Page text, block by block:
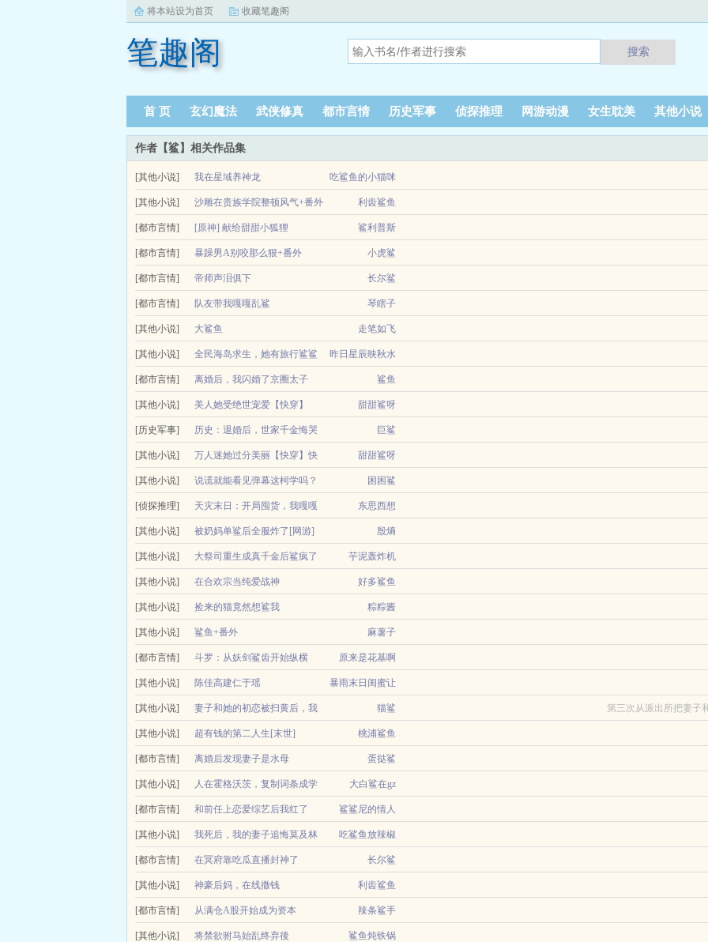
将本站设为首页 收藏笔趣阁
笔趣阁 搜索
首 页 玄幻魔法 武侠修真 都市言情 历史军事 侦探推理 网游动漫 女生耽美 其他小说
作者【鲨】相关作品集
[其他小说] 我在星域养神龙 吃鲨鱼的小猫咪
[其他小说] 沙雕在贵族学院整顿风气+番外 利齿鲨鱼
[都市言情] [原神] 献给甜甜小狐狸 鲨利普斯
在此地最古老的民话中，月神的高车也曾闪耀着比肩太阳的光芒，那时大地上的万物皆仰其恩泽。然而撕裂天空的利箭终于粉碎了装饰
转而侍奉新主，唯有月莲仍旧...
[都市言情] 暴躁男A别咬那么狠+番外 小虎鲨
小说简介暴躁男A，别咬那么狠作者小虎鲨完结番外晋江VIP20250318完结总书评数123当前被收藏数599营养液数193文章积
[都市言情] 帝师声泪俱下 长尔鲨
温催玉穿书了。好消息是，职业没变，还是老师。坏消息是，他有且仅有一个学生喜怒无常的少帝。少帝卫樾六岁登基，摄政王把持朝
成，性情乖戾残暴。对待温...
[都市言情] 队友带我嘎嘎乱鲨 琴瞎子
无女主无cp双男主兄弟情，全程无刀放心食用排雷其中一位主角是纯辅助类型，主角们后面会加入官方势力。节奏比较慢。游戏降临世
么？丧尸，串一下，新怪...
[其他小说] 大鲨鱼 走笔如飞
大鲨鱼走笔如飞生命之花一生只盛开一次！内容标签生子豪门世家血族看不顺眼有钱阿颜，你要不要来一根？有钱点燃香烟就将香烟递
白烟，说道！沈颜你爸是你妈的，滚远点抽，你明知道我...
[其他小说] 全民海岛求生，她有旅行鲨鲨
+番外
昨日星辰映秋水
[都市言情] 离婚后，我闪婚了京圈太子
爷！
鲨鱼
老公回国的那天，姜挽前一秒知道她不是姜家真千金，后一秒就发现了老公出轨了！出轨的对象还是姜家的真千金！所有人都在看她的
火速离了婚，还教训了渣男贱女，甚至转身嫁给了京圈太子爷！...
[其他小说] 美人她受绝世宠爱【快穿】 甜甜鲨呀
[历史军事] 历史：退婚后，世家千金悔哭
了
巨鲨
简介陈琅穿越成国公府三少爷，却发现原主竟然是一条舔狗！未婚妻和别的男人厮混，不仅不生气，反而还给竞争对手提供各种资源。
未婚妻直接傻眼了...
[其他小说] 万人迷她过分美丽【快穿】快
穿
甜甜鲨呀
小说简介书名万人迷她过分美丽快穿作者甜甜鲨呀标签已完结快穿现代言情总裁一见钟情HE简介美人2在好几个小世界过了美满一生后
刺激的。万种模样，...
[其他小说] 说谎就能看见弹幕这柯学吗？ 困困鲨
文案早川明刚来米花町的第一个月，就因为新年参拜时戴错了御守，绑定了言灵契约。巫女说，每说一句谎言，便能看到对方最汹涌的
服已上线！当前任务让...
[侦探推理] 天灾末日：开局囤货，我嘎嘎
乱鲨
东思西想
[其他小说] 被奶妈单鲨后全服炸了[网游] 殷熵
[其他小说] 大祭司重生成真千金后鲨疯了 芋泥轰炸机
（现代豪门真假千金打脸爽文女主重生玄学元素双强）千年前的大祭司借尸还魂成身为现代世界山沟童养媳的真千金，一朝进门便被豪
来，被一群聒噪的苍蝇们惹烦了，索性直接摊牌上懂通神预知，下晓...
[其他小说] 在合欢宗当纯爱战神 好多鲨鱼
带带预收就你是反派啊？文案放在最下面啦，求求～祝为昭穿进了一本点家龙傲天爽文里，成了合欢宗宗主的亲传弟子之一不得不说，
余，一句话的功夫就能让初见的陌生人对他倾心不已二师姐一举一...
[其他小说] 捡来的猫竟然想鲨我 粽粽酱
gl百合捡来的猫竟然想鲨我gl作者粽粽酱完结 文案 主cp白切黑（自称）开朗小猫x高冷御（自称）呆呆人类 轻松欢乐甜甜he。
愉快...
[其他小说] 鲨鱼+番外 麻薯子
小说简介鲨鱼作者麻薯子简介「BE！！城里的少年x村里的混血少年」萧熠安大学毕业跟着父母工作调动去一个小渔村安家，在无所事事
在这个燥热嘈杂的大环境里唯一的一抹金色，少...
[都市言情] 斗罗：从妖剑鲨齿开始纵横 原来是花基啊
苍生涂涂，天下燎燎！诸子百家，唯我纵横！姜元穿越斗罗大陆，成为天斗帝国的勋贵弟子，凭借先知先觉，在暗中睥睨纵横，巧施机
中期截胡比比东，揭开天使一...
[其他小说] 陈佳高建仁于瑶 暴雨末日闺蜜让
我在码头等她男
朋友，这一世我
让她在海岸线拍
鲨鱼
热评小说暴雨末日闺蜜让我在码头等她男朋友，这一世我让她在海岸线拍鲨鱼是来自作者佚名创作的重生小说，这本小说的主角是陈佳
吃。末世暴雨连绵，我家的渔船上囤着足够一年的生活物资，本以为...
[其他小说] 妻子和她的初恋被扫黄后，我
彻底放手
猫鲨 第三次从派出所把妻子
[其他小说] 超有钱的第二人生[末世] 桃浦鲨鱼
结尾略潦草带着记忆投胎的朝佑谦很满意自己的第二世无他，有钱尔。在复杂的豪门家庭里低调发育，大学毕业後信托到手环游世界。
业当晚梦想...
[都市言情] 离婚后发现妻子是水母 蛋挞鲨
每晚20点日更金拂晓有一个相爱多年，一起创业的妻子。她们的感情由热烈走向平淡，某天对方留下离婚协议书后不见了。所有人都说
拂晓睡梦中被人袭击。疑似人间蒸发多年的前妻姐。蓬湖你是谁...
[其他小说] 人在霍格沃茨，复制词条成学
霸！
大白鲨在gz
德维罗穿越哈利波特世界，成为了斯内普的魔药学徒，绑定了词条系统，可以加载别人的词条。拥有魔药天才词条的毒蛇老蝙蝠带他进
药天才（金）为魔药而生，在魔药的钻研上进度神速，注定成为一代...
[都市言情] 和前任上恋爱综艺后我红了 鲨鲨尼的情人
Cp人前狼狗人后黏人甜豆rich狗勾攻x嘴硬心软穷鬼大美人受1落魄编剧阮颂跟当红影帝任钦鸣五年爱情长跑。好上的时候任钦鸣默默无闻
门，整日郁郁寡欢，高冷人设站...
[其他小说] 我死后，我的妻子追悔莫及林
星河，蒋琬琬
吃鲨鱼放辣椒
我和蒋琬琬相爱结婚5年却敌不过信任危机当我得了癌症后，我的妻子竟因为我们两人分居而不知情。
[都市言情] 在冥府靠吃瓜直播封神了 长尔鲨
作为阴间的引渡人，游云意的工作就是每天听鬼魂们哭诉执念并引导化解。最近阴间引进现代化办公，给游云意的办公室搞了个直播间
上班摸鱼难度更高了jpg虽然可以...
[其他小说] 神豪后妈，在线撒钱 利齿鲨鱼
[都市言情] 从满仓A股开始成为资本 辣条鲨手
一场犹太资本精心策划的空难，让世界顶级资管公司，桥水基金的经理张扬意外重回2009年。这一年，次贷危机余威刚退，全球经济与
[其他小说] 将禁欲驸马始乱终弃後 鲨鱼炖铁锅